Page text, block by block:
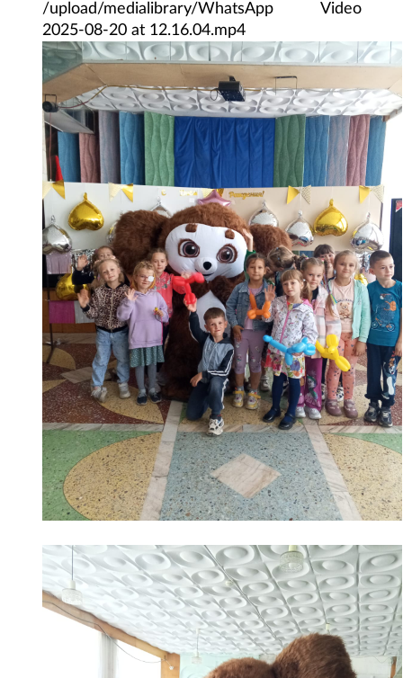
/upload/medialibrary/WhatsApp Video
2025-08-20 at 12.16.04.mp4